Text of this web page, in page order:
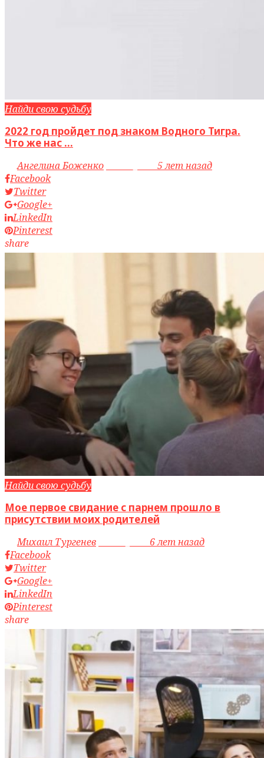
Найди свою судьбу
2022 год пройдет под знаком Водного Тигра.
Что же нас ...
byАнгелина Боженко
5 лет назад
Facebook
Twitter
Google+
LinkedIn
Pinterest
share
Найди свою судьбу
Мое первое свидание с парнем прошло в
присутствии моих родителей
byМихаил Тургенев
6 лет назад
Facebook
Twitter
Google+
LinkedIn
Pinterest
share